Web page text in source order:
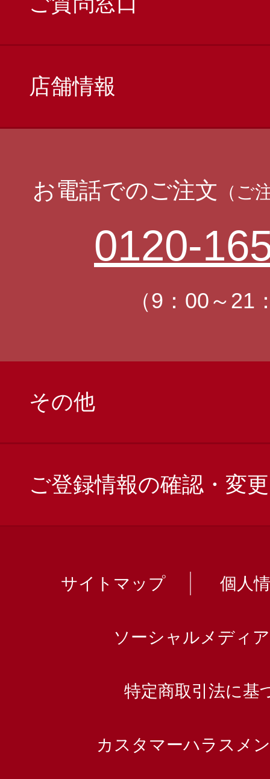
店舗情報
お電話でのご注文 （ご
0120-
（9：00～21
その他
ご登録情報の確認・変更
サイトマップ 個人
ソーシャルメディ
特定商取引法に基
カスタマーハラスメ